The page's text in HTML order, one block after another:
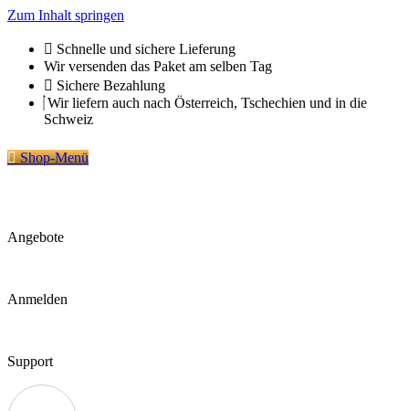
Zum Inhalt springen
Schnelle und sichere Lieferung
Wir versenden das Paket am selben Tag
Sichere Bezahlung
Wir liefern auch nach Österreich, Tschechien und in die
Schweiz
Shop-Menü
Angebote
Anmelden
Support